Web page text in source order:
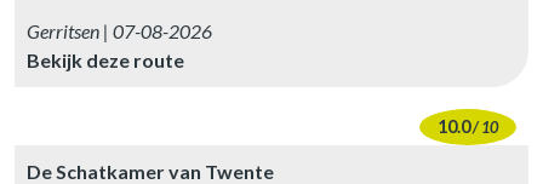
Gerritsen | 07-08-2026
Bekijk deze route
10.0/ 10
De Schatkamer van Twente